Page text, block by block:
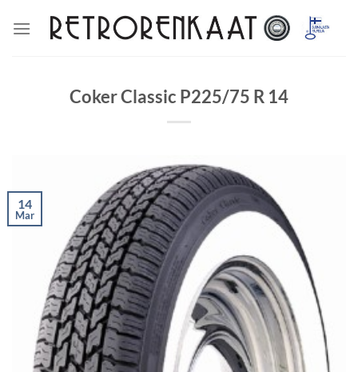
Coker Classic P225/75 R 14
14
Mar